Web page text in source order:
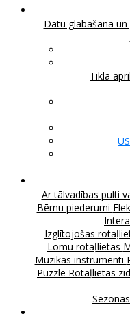
Datu glabāšana
Tīkla
Ar tālvadības pulti
Bērnu piederumi
Izglītojošas
Lomu rotaļlietas
Mūzikas instrumenti
Puzzle Rotaļlietas
Sezonas